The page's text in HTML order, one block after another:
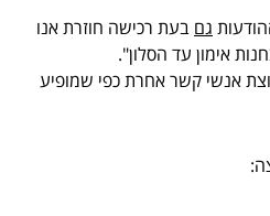
גם בעת רכישה חוזרת אנו
אימון עד הסלון".
אנשי קשר אחרת כפי שמופיע